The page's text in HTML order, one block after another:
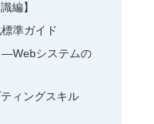
編】
準ガイド
―Webシステムの
ィングスキル